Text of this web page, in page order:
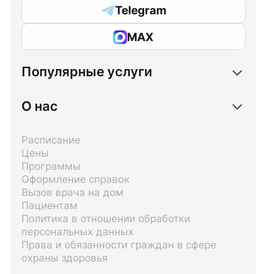
Telegram
MAX
Популярные услуги
О нас
Расписание
Цены
Программы
Оформление справок
Вызов врача на дом
Пациентам
Политика в отношении обработки
персональных данных
Права и обязанности граждан в сфере
охраны здоровья